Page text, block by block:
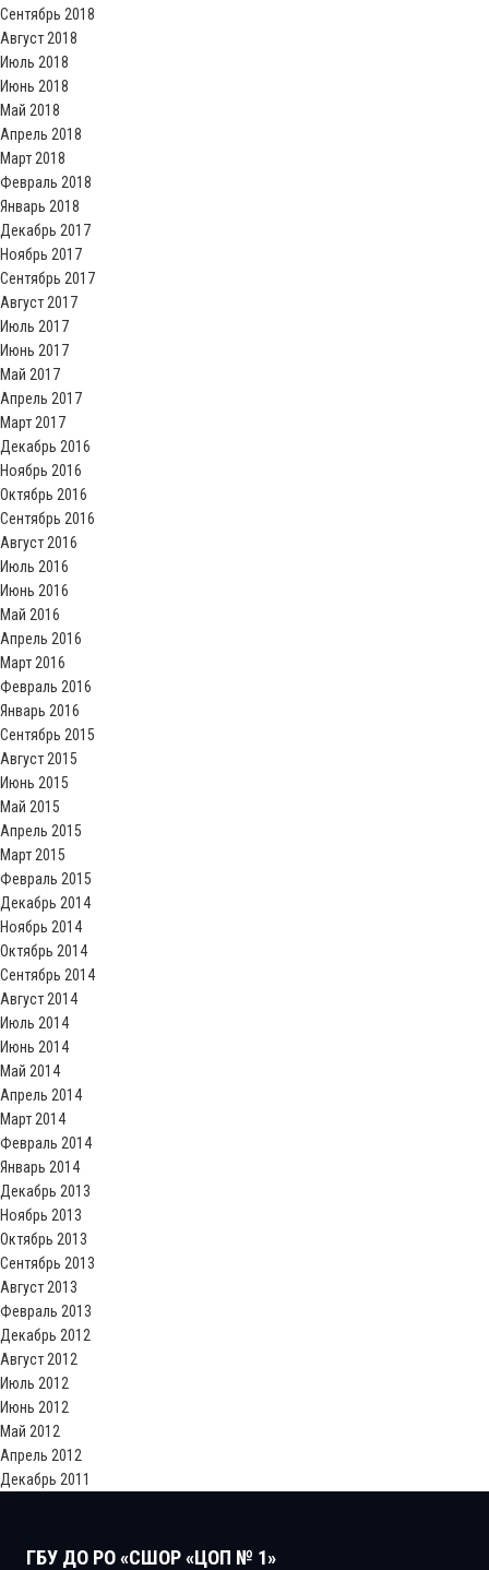
Сентябрь 2018
Август 2018
Июль 2018
Июнь 2018
Май 2018
Апрель 2018
Март 2018
Февраль 2018
Январь 2018
Декабрь 2017
Ноябрь 2017
Сентябрь 2017
Август 2017
Июль 2017
Июнь 2017
Май 2017
Апрель 2017
Март 2017
Декабрь 2016
Ноябрь 2016
Октябрь 2016
Сентябрь 2016
Август 2016
Июль 2016
Июнь 2016
Май 2016
Апрель 2016
Март 2016
Февраль 2016
Январь 2016
Сентябрь 2015
Август 2015
Июнь 2015
Май 2015
Апрель 2015
Март 2015
Февраль 2015
Декабрь 2014
Ноябрь 2014
Октябрь 2014
Сентябрь 2014
Август 2014
Июль 2014
Июнь 2014
Май 2014
Апрель 2014
Март 2014
Февраль 2014
Январь 2014
Декабрь 2013
Ноябрь 2013
Октябрь 2013
Сентябрь 2013
Август 2013
Февраль 2013
Декабрь 2012
Август 2012
Июль 2012
Июнь 2012
Май 2012
Апрель 2012
Декабрь 2011
ГБУ ДО РО «СШОР «ЦОП № 1»